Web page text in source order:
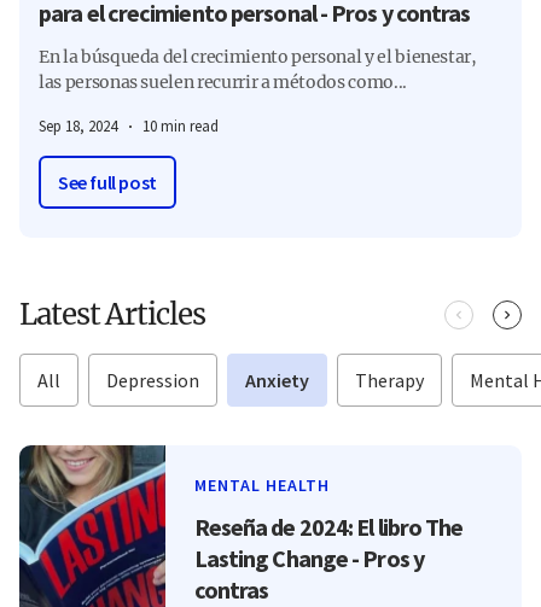
para el crecimiento personal - Pros y contras
En la búsqueda del crecimiento personal y el bienestar,
las personas suelen recurrir a métodos como...
Sep 18, 2024 10 min read
See full post
Latest Articles
All Depression Anxiety Therapy Mental
MENTAL HEALTH
Reseña de 2024: El libro The
Lasting Change - Pros y
contras